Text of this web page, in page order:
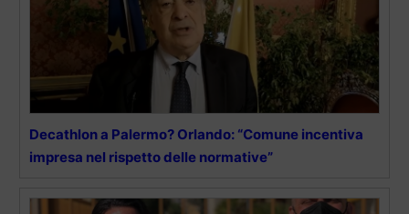
Decathlon a Palermo? Orlando: “Comune incentiva
impresa nel rispetto delle normative”